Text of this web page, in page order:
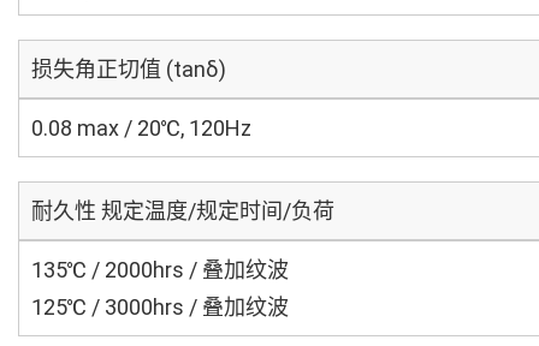
损失角正切值 (tanδ)
0.08 max / 20℃, 120Hz
耐久性 规定温度/规定时间/负荷
135℃ / 2000hrs / 叠加纹波
125℃ / 3000hrs / 叠加纹波